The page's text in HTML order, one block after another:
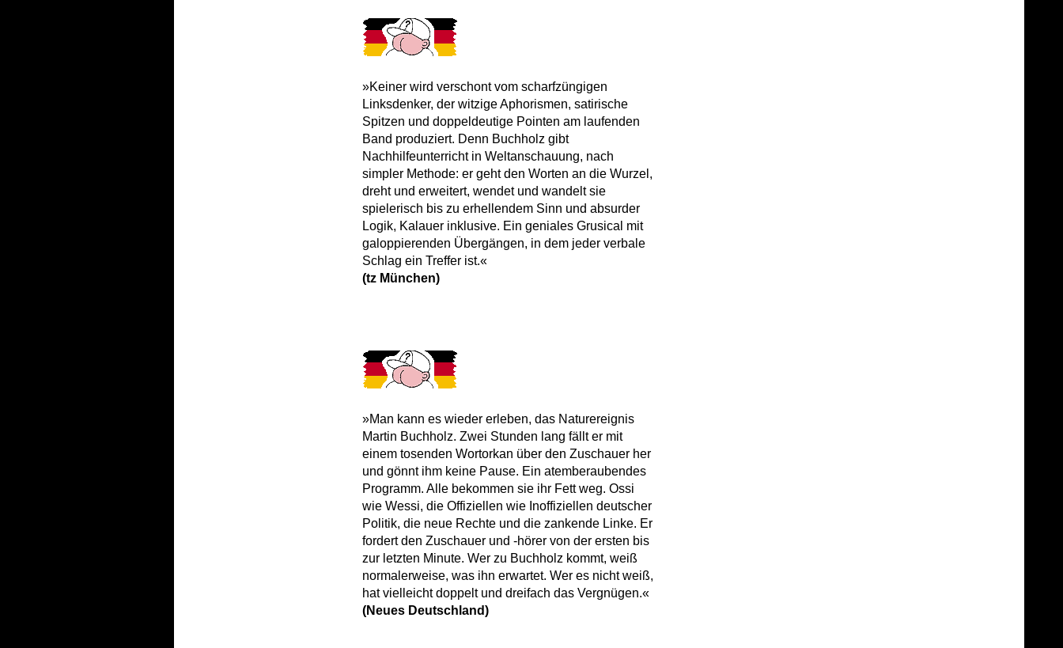
»Keiner wird verschont vom scharfzüngigen
Linksdenker, der witzige Aphorismen, satirische
Spitzen und doppeldeutige Pointen am laufenden
Band produziert. Denn Buchholz gibt
Nachhilfeunterricht in Weltanschauung, nach
simpler Methode: er geht den Worten an die Wurzel,
dreht und erweitert, wendet und wandelt sie
spielerisch bis zu erhellendem Sinn und absurder
Logik, Kalauer inklusive. Ein geniales Grusical mit
galoppierenden Übergängen, in dem jeder verbale
Schlag ein Treffer ist.«
(tz München)
»Man kann es wieder erleben, das Naturereignis
Martin Buchholz. Zwei Stunden lang fällt er mit
einem tosenden Wortorkan über den Zuschauer her
und gönnt ihm keine Pause. Ein atemberaubendes
Programm. Alle bekommen sie ihr Fett weg. Ossi
wie Wessi, die Offiziellen wie Inoffiziellen deutscher
Politik, die neue Rechte und die zankende Linke. Er
fordert den Zuschauer und -hörer von der ersten bis
zur letzten Minute. Wer zu Buchholz kommt, weiß
normalerweise, was ihn erwartet. Wer es nicht weiß,
hat vielleicht doppelt und dreifach das Vergnügen.«
(Neues Deutschland)